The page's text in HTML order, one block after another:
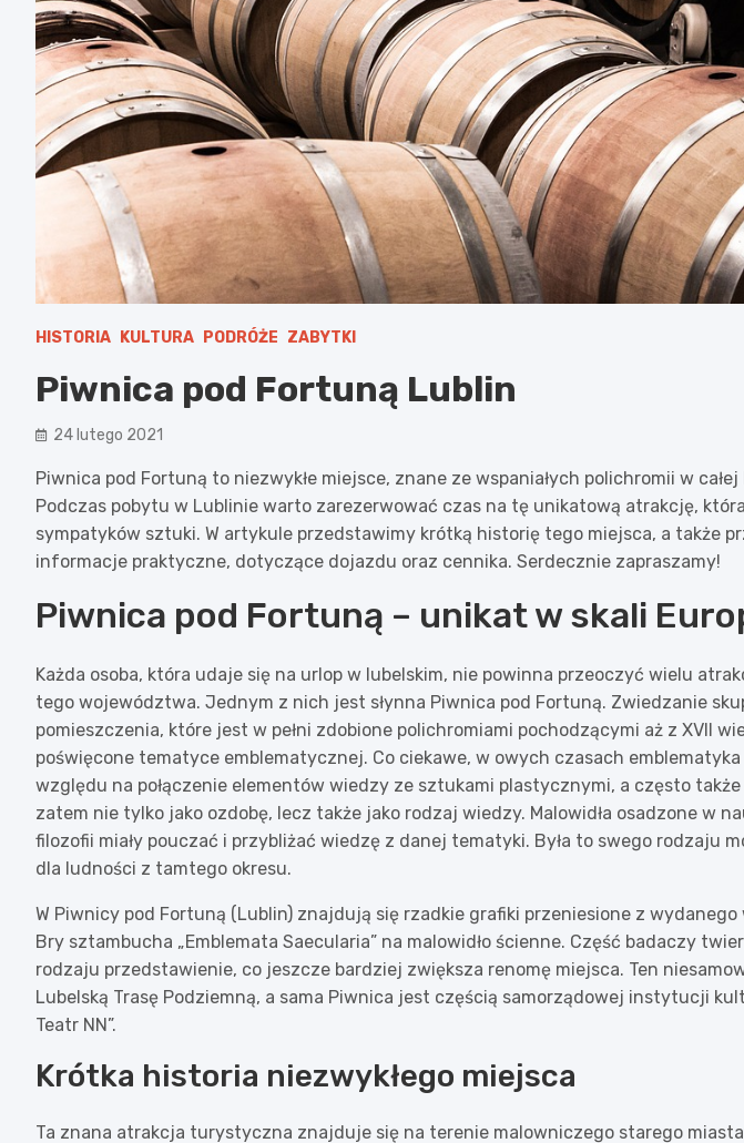
HISTORIA KULTURA PODRÓŻE ZABYTKI
Piwnica pod Fortuną Lublin
24 lutego 2021
Piwnica pod Fortuną to niezwykłe miejsce, znane ze wspaniałych polichromii w całej
Podczas pobytu w Lublinie warto zarezerwować czas na tę unikatową atrakcję,
sympatyków sztuki. W artykule przedstawimy krótką historię tego miejsca, a także
informacje praktyczne, dotyczące dojazdu oraz cennika. Serdecznie zapraszamy!
Piwnica pod Fortuną – unikat w skali
Każda osoba, która udaje się na urlop w lubelskim, nie powinna przeoczyć wielu
tego województwa. Jednym z nich jest słynna Piwnica pod Fortuną. Zwiedzanie
pomieszczenia, które jest w pełni zdobione polichromiami pochodzącymi aż z XVII
poświęcone tematyce emblematycznej. Co ciekawe, w owych czasach emblematyka
względu na połączenie elementów wiedzy ze sztukami plastycznymi, a często
zatem nie tylko jako ozdobę, lecz także jako rodzaj wiedzy. Malowidła osadzone w
filozofii miały pouczać i przybliżać wiedzę z danej tematyki. Była to swego rodzaju
dla ludności z tamtego okresu.
W Piwnicy pod Fortuną (Lublin) znajdują się rzadkie grafiki przeniesione z wydanego
Bry sztambucha „Emblemata Saecularia” na malowidło ścienne. Część badaczy
rodzaju przedstawienie, co jeszcze bardziej zwiększa renomę miejsca. Ten
Lubelską Trasę Podziemną, a sama Piwnica jest częścią samorządowej instytucji
Teatr NN”.
Krótka historia niezwykłego miejsca
Ta znana atrakcja turystyczna znajduje się na terenie malowniczego starego